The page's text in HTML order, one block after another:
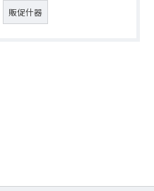
販促什器